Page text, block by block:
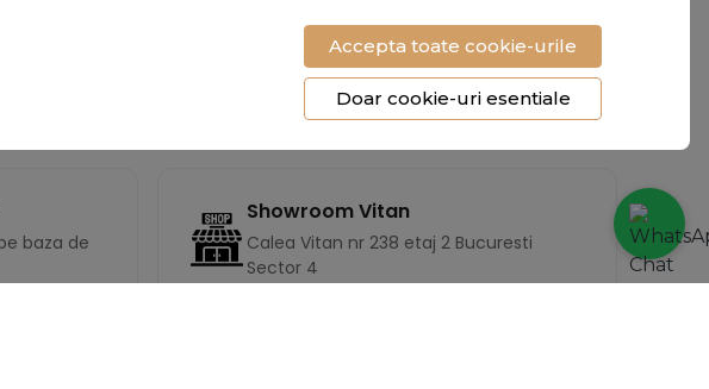
Accepta toate cookie-urile
Doar cookie-uri esentiale
- Mihaela T.
baza de
Showroom Vitan
Calea Vitan nr 238 etaj 2 Bucuresti
Sector 4